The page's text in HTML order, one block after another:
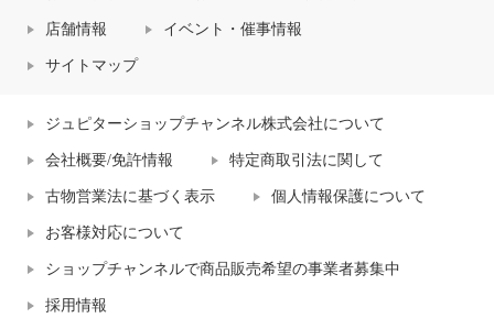
店舗情報 イベント・催事情報
サイトマップ
ジュピターショップチャンネル株式会社について
会社概要/免許情報 特定商取引法に関して
古物営業法に基づく表示 個人情報保護について
お客様対応について
ショップチャンネルで商品販売希望の事業者募集中
採用情報